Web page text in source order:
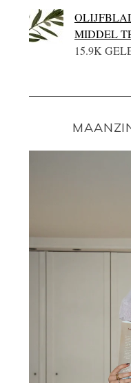
MIDDEL
15.9K